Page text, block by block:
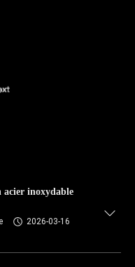
acier inoxydable
2026-03-16